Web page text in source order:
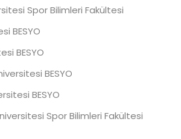
Spor Bilimleri Fakültesi
BESYO
BESYO
BESYO
BESYO
Spor Bilimleri Fakültesi